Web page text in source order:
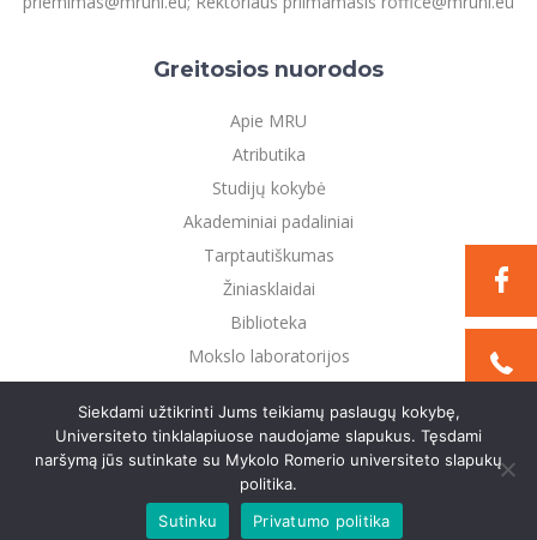
Greitosios nuorodos
Apie MRU
Atributika
Studijų kokybė
Akademiniai padaliniai
Tarptautiškumas
Žiniasklaidai
Biblioteka
Mokslo laboratorijos
©2021 Mykolo Romerio universitetas. Visos teisės
saugomos
Sukurta:TEXUS
Siekdami užtikrinti Jums teikiamų paslaugų kokybę,
Universiteto tinklalapiuose naudojame slapukus. Tęsdami
naršymą jūs sutinkate su Mykolo Romerio universiteto slapukų
politika.
Sutinku
Privatumo politika